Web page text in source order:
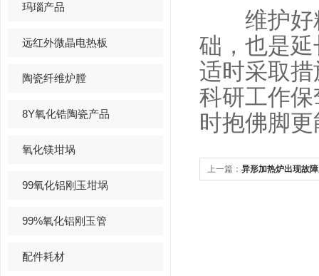
玛瑙产品
远红外微晶电热板
陶瓷纤维炉膛
8Y氧化锆陶瓷产品
氧化镁坩埚
99氧化铝刚玉坩埚
99%氧化铝刚玉管
配件耗材
维护好精
础，也是
适时采取
科研工作
时抱佛脚
上一篇： 异形加热炉出现故